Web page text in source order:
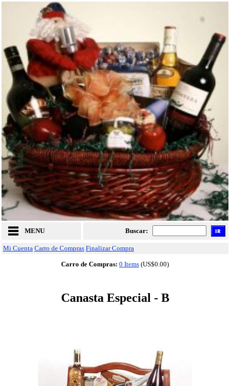
MENU Buscar:
Mi Cuenta Carro de Compras Finalizar Compra
Carro de Compras: 0 Items (US$0.00)
Canasta Especial - B